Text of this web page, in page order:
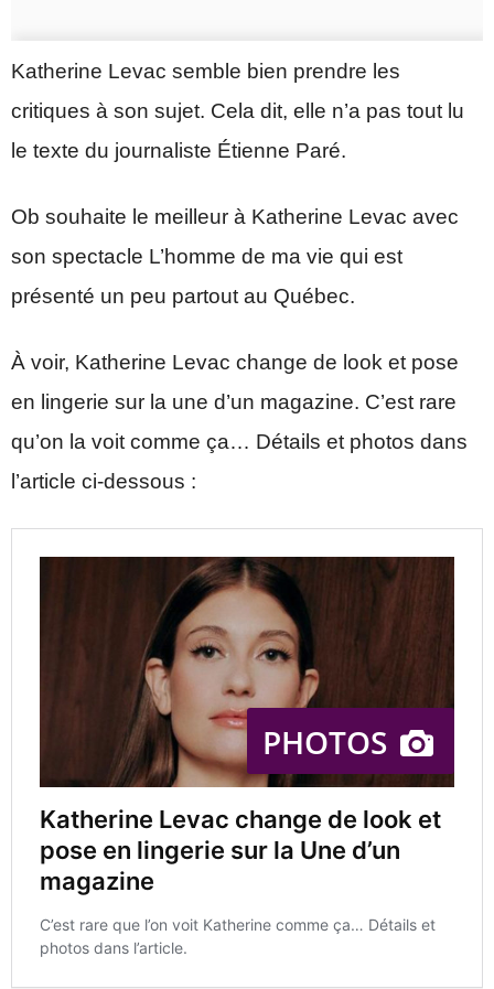
Katherine Levac semble bien prendre les
critiques à son sujet. Cela dit, elle n’a pas tout lu
le texte du journaliste Étienne Paré.
Ob souhaite le meilleur à Katherine Levac avec
son spectacle L’homme de ma vie qui est
présenté un peu partout au Québec.
À voir, Katherine Levac change de look et pose
en lingerie sur la une d’un magazine. C’est rare
qu’on la voit comme ça… Détails et photos dans
l’article ci-dessous :